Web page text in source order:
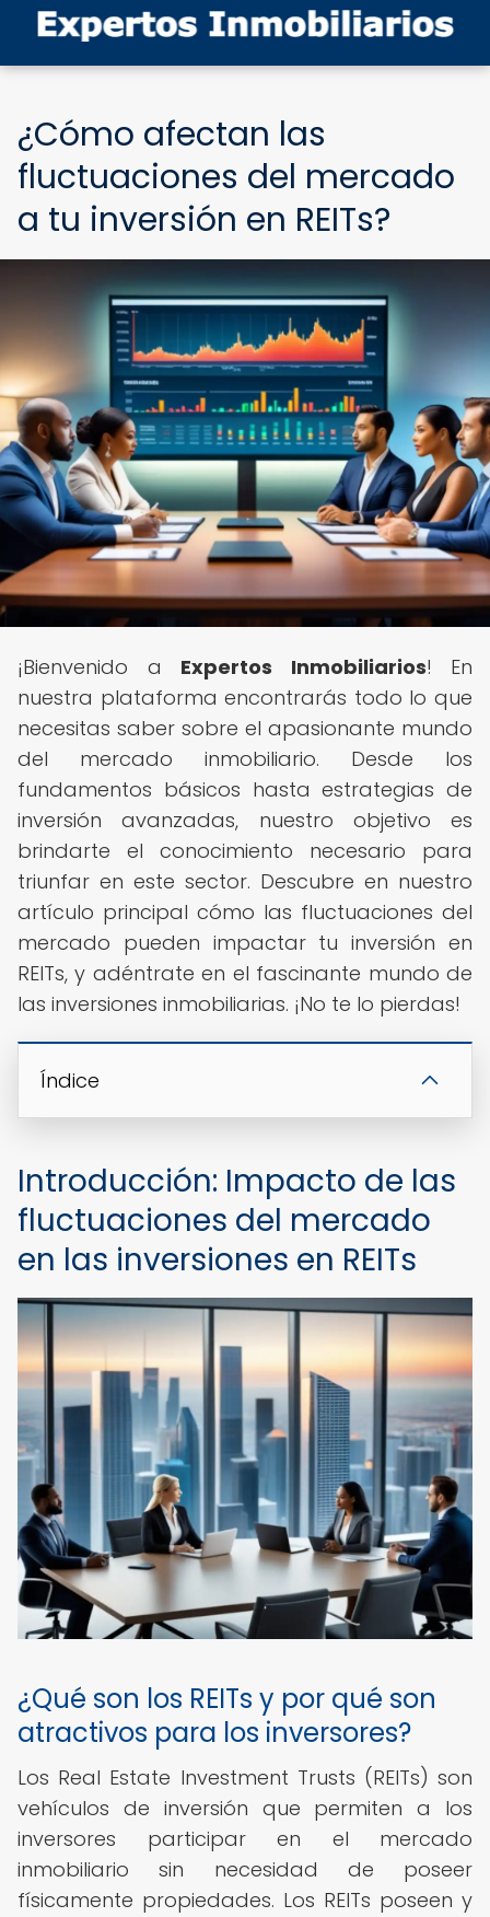
¿Cómo afectan las
fluctuaciones del mercado
a tu inversión en REITs?
¡Bienvenido a Expertos Inmobiliarios! En
nuestra plataforma encontrarás todo lo que
necesitas saber sobre el apasionante mundo
del mercado inmobiliario. Desde los
fundamentos básicos hasta estrategias de
inversión avanzadas, nuestro objetivo es
brindarte el conocimiento necesario para
triunfar en este sector. Descubre en nuestro
artículo principal cómo las fluctuaciones del
mercado pueden impactar tu inversión en
REITs, y adéntrate en el fascinante mundo de
las inversiones inmobiliarias. ¡No te lo pierdas!
Índice
Introducción: Impacto de las
fluctuaciones del mercado
en las inversiones en REITs
¿Qué son los REITs y por qué son
atractivos para los inversores?
Los Real Estate Investment Trusts (REITs) son
vehículos de inversión que permiten a los
inversores participar en el mercado
inmobiliario sin necesidad de poseer
físicamente propiedades. Los REITs poseen y